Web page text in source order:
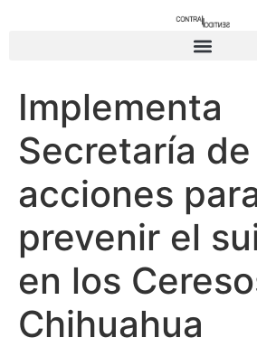
Implementa
Secretaría
acciones
prevenir el
en los
Chihuahua